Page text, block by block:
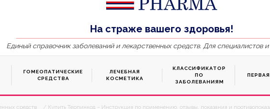
На страже вашего здоровья!
Единый справочник заболеваний и лекарственных средств. Для специалистов
ГОМЕОПАТИЧЕСКИЕ
СРЕДСТВА
ЛЕЧЕБНАЯ
КОСМЕТИКА
КЛАССИФИКАТОР
ПО
ЗАБОЛЕВАНИЯМ
средств / Купить Терпинкод – Инструкция по применению, отзывы, показания и